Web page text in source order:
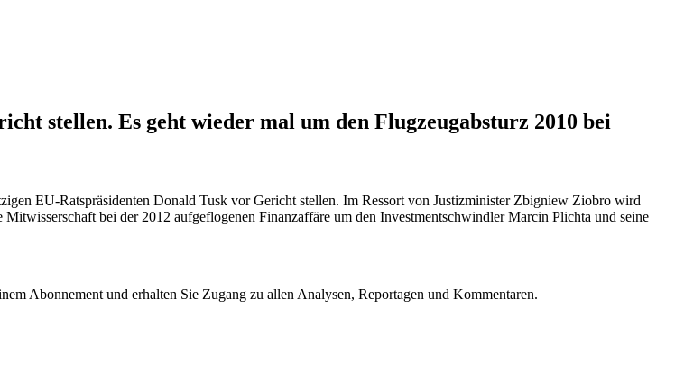
stellen. Es geht wieder mal um den Flugzeugabsturz 2010 bei
EU-Ratspräsidenten Donald Tusk vor Gericht stellen. Im Ressort von Justizminister Zbigniew Ziobro wird
bei der 2012 aufgeflogenen Finanzaffäre um den Investmentschwindler Marcin Plichta und seine
Abonnement und erhalten Sie Zugang zu allen Analysen, Reportagen und Kommentaren.